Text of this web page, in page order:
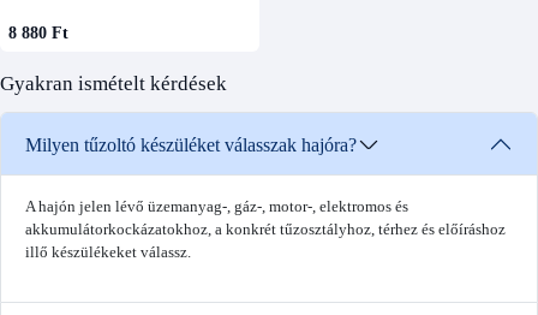
8 880 Ft
Gyakran ismételt kérdések
Milyen tűzoltó készüléket válasszak hajóra?
A hajón jelen lévő üzemanyag-, gáz-, motor-, elektromos és
akkumulátorkockázatokhoz, a konkrét tűzosztályhoz, térhez és előíráshoz
illő készülékeket válassz.